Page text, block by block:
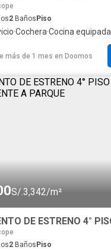
2 BañosPiso
·Cochera·Cocina equipada
más de 1 mes en Doomos
S/.3,342/m²
2 Baños Piso